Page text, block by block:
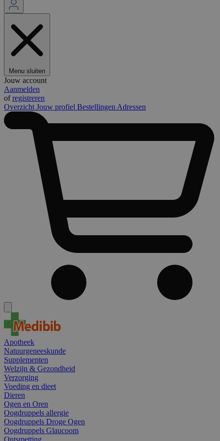
Menu sluiten
Jouw account
Aanmelden
ofregistreren
Overzicht Jouw profiel Bestellingen Adressen
Apotheek
Natuurgeneeskunde
Supplementen
Welzijn & Gezondheid
Verzorging
Voeding en dieet
Dieren
Ogen en Oren
Oogdruppels allergie
Oogdruppels Droge Ogen
Oogdruppels Glaucoom
Ontsmetting